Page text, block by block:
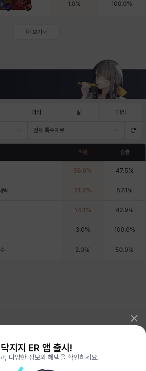
1.0% 100.0%
더 보기
머리 팔 다리
전체 특수재료
픽률 승률
59.6% 47.5%
벽 21.2% 57.1 %
14.1 % 42.9%
3.0% 100.0%
2.0% 50.0%
포로지지PORO.GG
롤체지지 LOLCHESS.GG
닥지지 ER 앱 출시!
, 다양한 정보와 혜택을 확인하세요.